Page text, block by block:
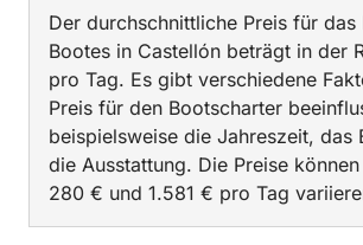
Der durchschnittliche Preis für das
Bootes in Castellón beträgt in der
pro Tag. Es gibt verschiedene
Preis für den Bootscharter
beispielsweise die Jahreszeit, das
die Ausstattung. Die Preise
280 € und 1.581 € pro Tag